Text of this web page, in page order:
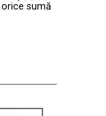
sumă